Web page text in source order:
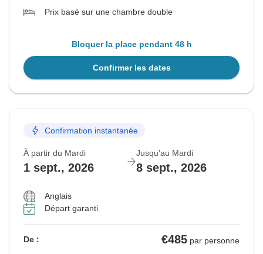
Prix basé sur une chambre double
Bloquer la place pendant 48 h
Confirmer les dates
Confirmation instantanée
À partir du Mardi
1 sept., 2026
Jusqu'au Mardi
8 sept., 2026
Anglais
Départ garanti
De : €485 par personne